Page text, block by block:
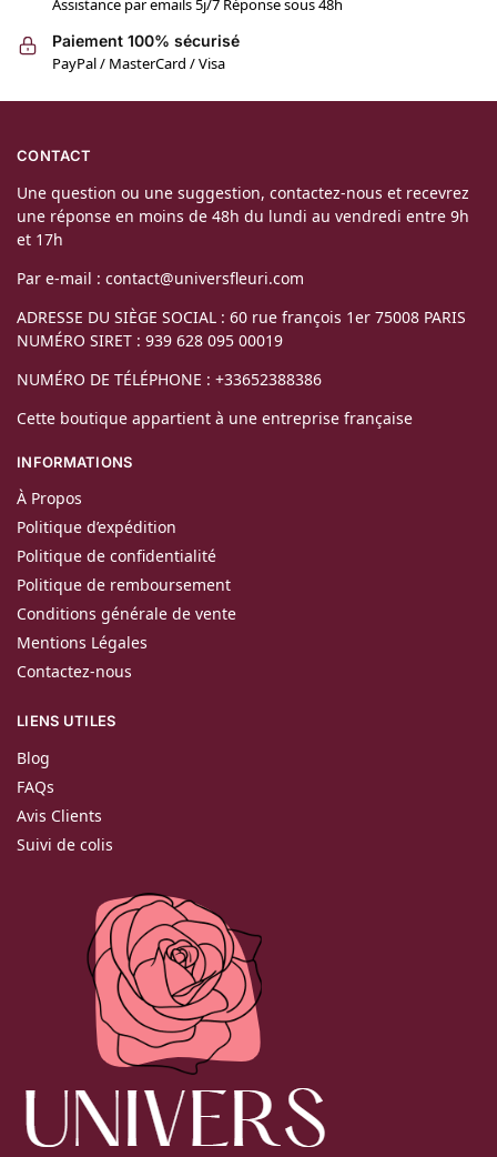
Paiement 100% sécurisé
PayPal / MasterCard / Visa
CONTACT
Une question ou une suggestion, contactez-nous et recevrez
une réponse en moins de 48h du lundi au vendredi entre 9h
et 17h
Par e-mail : contact@universfleuri.com
ADRESSE DU SIÈGE SOCIAL : 60 rue françois 1er 75008 PARIS
NUMÉRO SIRET : 939 628 095 00019
NUMÉRO DE TÉLÉPHONE : +33652388386
Cette boutique appartient à une entreprise française
INFORMATIONS
À Propos
Politique d’expédition
Politique de confidentialité
Politique de remboursement
Conditions générale de vente
Mentions Légales
Contactez-nous
LIENS UTILES
Blog
FAQs
Avis Clients
Suivi de colis